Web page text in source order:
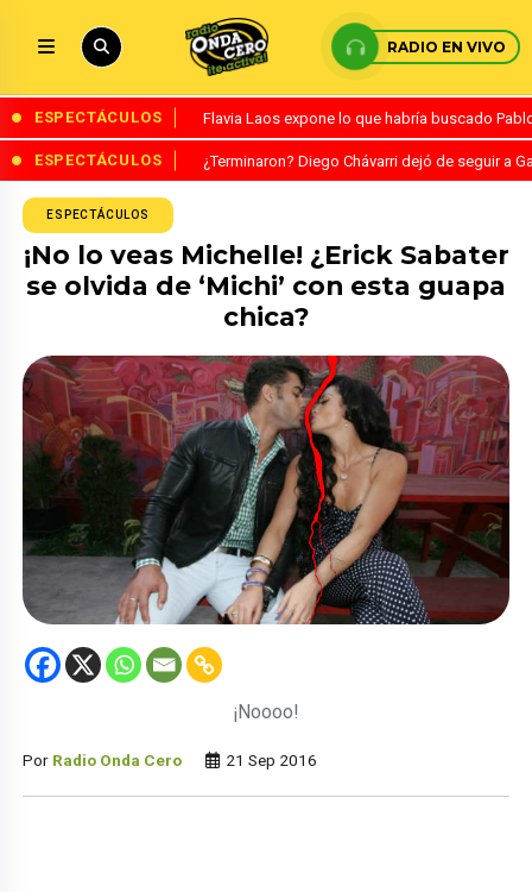
RADIO EN VIVO
ESPECTÁCULOS Flavia Laos expone lo que habría buscado
ESPECTÁCULOS ¿Terminaron? Diego Chávarri dejó de seguir a
ESPECTÁCULOS
¡No lo veas Michelle! ¿Erick Sabater
se olvida de ‘Michi’ con esta guapa
chica?
¡Noooo!
Por Radio Onda Cero 21 Sep 2016